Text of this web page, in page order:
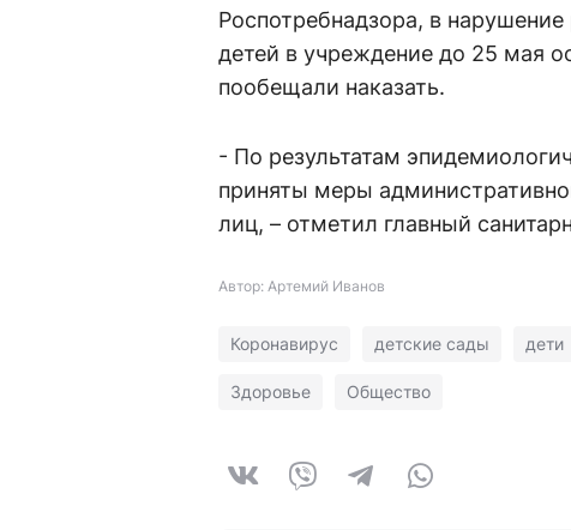
Роспотребнадзора, в
детей в учреждение до 25 мая
пообещали наказать.
- По результатам
приняты меры
лиц, – отметил главный
Автор: Артемий Иванов
Коронавирус детские сады дети
Здоровье Общество